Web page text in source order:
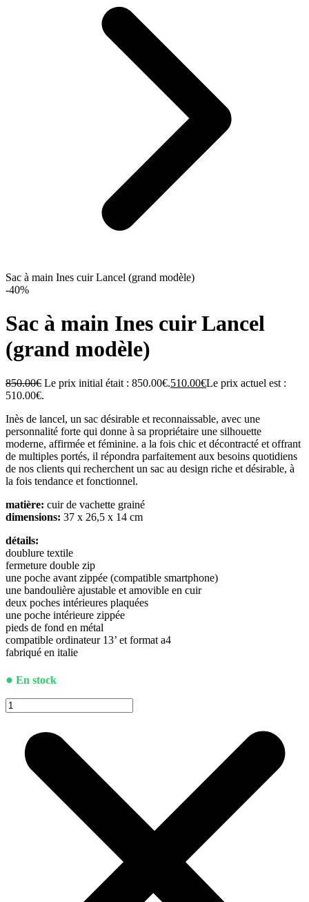
Sac à main Ines cuir Lancel (grand modèle)
-40%
Sac à main Ines cuir Lancel
(grand modèle)
850.00€ Le prix initial était : 850.00€.510.00€Le prix actuel est :
510.00€.
Inès de lancel, un sac désirable et reconnaissable, avec une
personnalité forte qui donne à sa propriétaire une silhouette
moderne, affirmée et féminine. a la fois chic et décontracté et offrant
de multiples portés, il répondra parfaitement aux besoins quotidiens
de nos clients qui recherchent un sac au design riche et désirable, à
la fois tendance et fonctionnel.
matière: cuir de vachette grainé
dimensions: 37 x 26,5 x 14 cm
détails:
doublure textile
fermeture double zip
une poche avant zippée (compatible smartphone)
une bandoulière ajustable et amovible en cuir
deux poches intérieures plaquées
une poche intérieure zippée
pieds de fond en métal
compatible ordinateur 13’ et format a4
fabriqué en italie
● En stock